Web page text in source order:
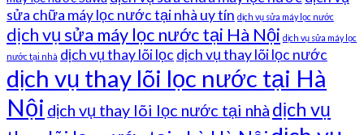
sửa chữa máy lọc nước tại nhà uy tín dịch vụ sửa máy lọc nước
dịch vụ sửa máy lọc nước tại Hà Nội dịch vụ sửa máy lọc
nước tại nhà dịch vụ thay lõi lọc dịch vụ thay lõi lọc nước
dịch vụ thay lõi lọc nước tại Hà
Nội dịch vụ thay lõi lọc nước tại nhà dịch vụ